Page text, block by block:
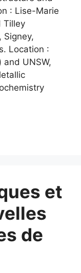
: Lise-Marie
Tilley
Signey,
Location :
and UNSW,
et
de